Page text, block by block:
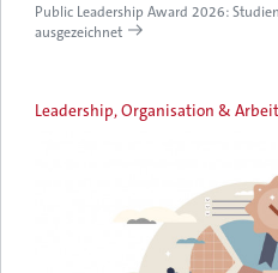
Public Leadership Award 2026:
ausgezeichnet
Leadership, Organisation &